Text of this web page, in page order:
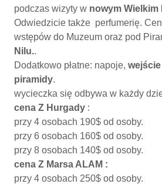
podczas wizyty w nowym Wielkim
Odwiedzicie także perfumerię.
wstępów do Muzeum oraz pod
Nilu..
Dodatkowo płatne: napoje,
piramidy.
wycieczka się odbywa w każdy
cena Z Hurgady :
przy 4 osobach 190$ od osoby.
przy 6 osobach 160$ od osoby.
przy 8 osobach 140$ od osoby.
cena Z Marsa ALAM :
przy 4 osobach 250$ od osoby.